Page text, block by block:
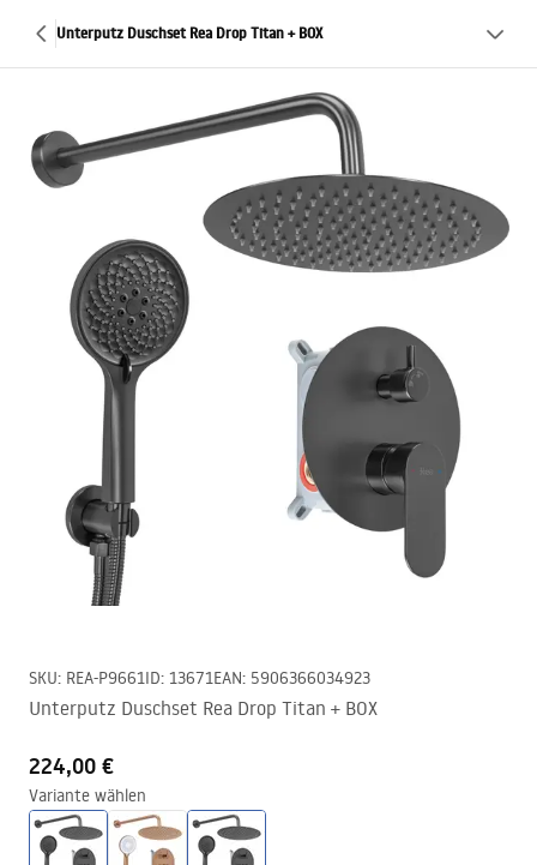
Unterputz Duschset Rea Drop Titan + BOX
SKU: REA-P9661ID: 13671EAN: 5906366034923
Unterputz Duschset Rea Drop Titan + BOX
224,00 €
Variante wählen